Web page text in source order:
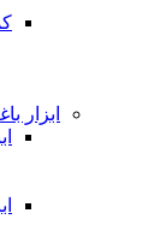
ابزار